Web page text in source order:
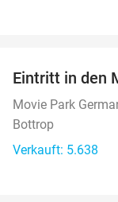
Eintritt in den
Movie Park
Bottrop
Verkauft: 5.638